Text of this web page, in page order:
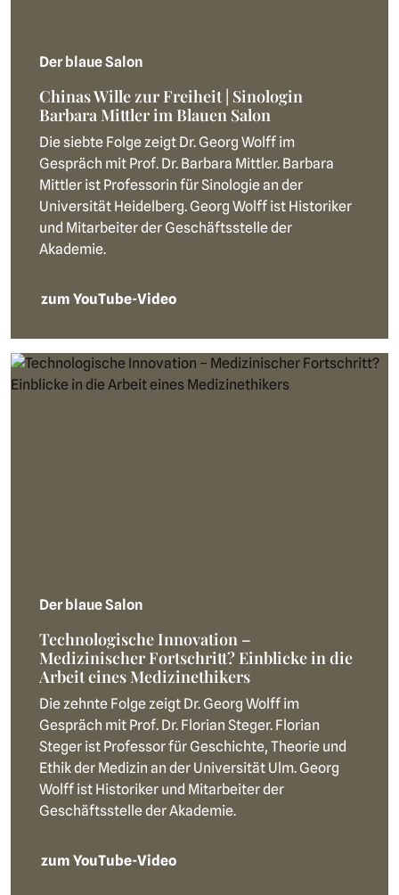
Der blaue Salon
Chinas Wille zur Freiheit | Sinologin
Barbara Mittler im Blauen Salon
Die siebte Folge zeigt Dr. Georg Wolff im
Gespräch mit Prof. Dr. Barbara Mittler. Barbara
Mittler ist Professorin für Sinologie an der
Universität Heidelberg. Georg Wolff ist Historiker
und Mitarbeiter der Geschäftsstelle der
Akademie.
zum YouTube-Video
Der blaue Salon
Technologische Innovation –
Medizinischer Fortschritt? Einblicke in die
Arbeit eines Medizinethikers
Die zehnte Folge zeigt Dr. Georg Wolff im
Gespräch mit Prof. Dr. Florian Steger. Florian
Steger ist Professor für Geschichte, Theorie und
Ethik der Medizin an der Universität Ulm. Georg
Wolff ist Historiker und Mitarbeiter der
Geschäftsstelle der Akademie.
zum YouTube-Video